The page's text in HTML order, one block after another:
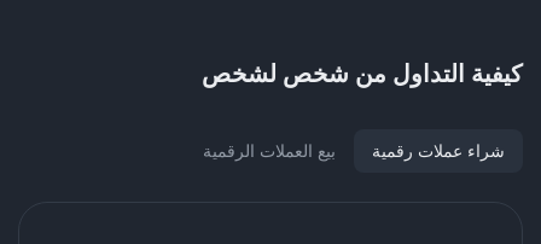
كيفية التداول من شخص لشخص
شراء عملات رقمية بيع العملات الرقمية